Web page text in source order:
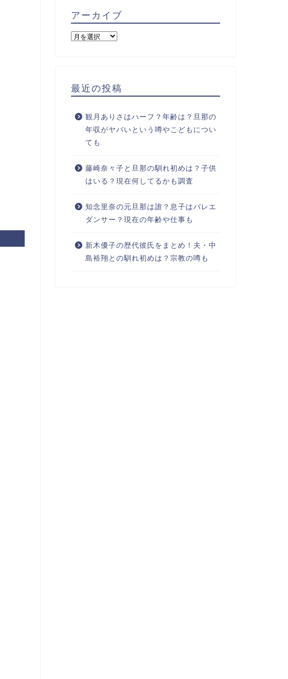
アーカイブ
最近の投稿
観月ありさはハーフ？年齢は？旦那の
年収がヤバいという噂やこどもについ
ても
藤崎奈々子と旦那の馴れ初めは？子供
はいる？現在何してるかも調査
知念里奈の元旦那は誰？息子はバレエ
ダンサー？現在の年齢や仕事も
新木優子の歴代彼氏をまとめ！夫・中
島裕翔との馴れ初めは？宗教の噂も